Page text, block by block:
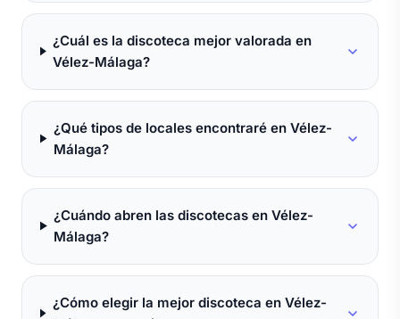
¿Cuál es la discoteca mejor valorada en
Vélez-Málaga?
¿Qué tipos de locales encontraré en Vélez-
Málaga?
¿Cuándo abren las discotecas en Vélez-
Málaga?
¿Cómo elegir la mejor discoteca en Vélez-